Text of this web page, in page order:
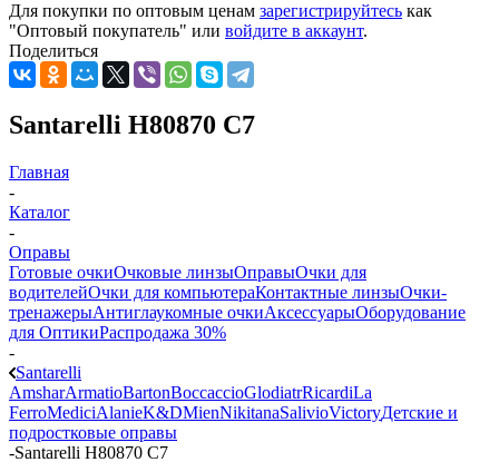
Для покупки по оптовым ценам зарегистрируйтесь как
"Оптовый покупатель" или войдите в аккаунт.
Поделиться
Santarelli H80870 C7
Главная
-
Каталог
-
Оправы
Готовые очкиОчковые линзыОправыОчки для
водителейОчки для компьютераКонтактные линзыОчки-
тренажерыАнтиглаукомные очкиАксессуарыОборудование
для ОптикиРаспродажа 30%
-
Santarelli
AmsharArmatioBartonBoccaccioGlodiatrRicardiLa
FerroMediciAlanieK&DMienNikitanaSalivioVictoryДетские и
подростковые оправы
-Santarelli H80870 C7